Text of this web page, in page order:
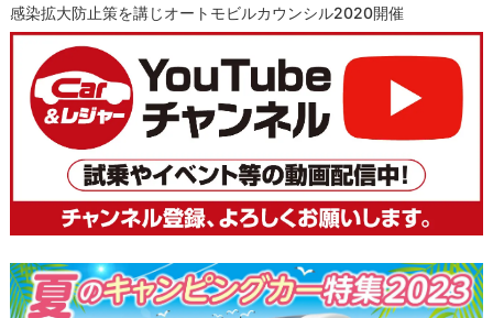
感染拡大防止策を講じオートモビルカウンシル2020開催